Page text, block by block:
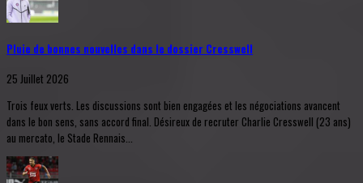
Pluie de bonnes nouvelles dans le dossier Cresswell
25 Juillet 2026
Trois feux verts. Les discussions sont bien engagées et les négociations avancent
dans le bon sens, sans accord final. Désireux de recruter Charlie Cresswell (23 ans)
au mercato, le Stade Rennais...